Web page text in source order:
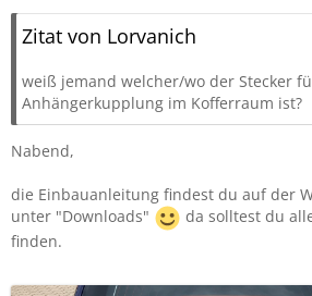
Zitat von Lorvanich
weiß jemand welcher/wo der Stecker
Anhängerkupplung im Kofferraum ist?
Nabend,
die Einbauanleitung findest du auf der
unter "Downloads"
da solltest du
finden.